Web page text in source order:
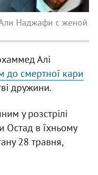
Наджафи с женой
Алі
до смертної кари
дружини.
у розстрілі
Остад в їхньому
28 травня,